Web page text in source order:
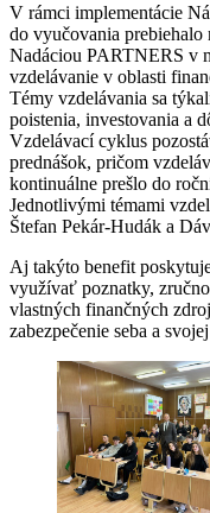
V rámci implementácie
do vyučovania prebiehalo
Nadáciou PARTNERS v
vzdelávanie v oblasti
Témy vzdelávania sa
poistenia, investovania a
Vzdelávací cyklus
prednášok, pričom
kontinuálne prešlo do
Jednotlivými témami
Štefan Pekár-Hudák a
Aj takýto benefit
využívať poznatky,
vlastných finančných
zabezpečenie seba a